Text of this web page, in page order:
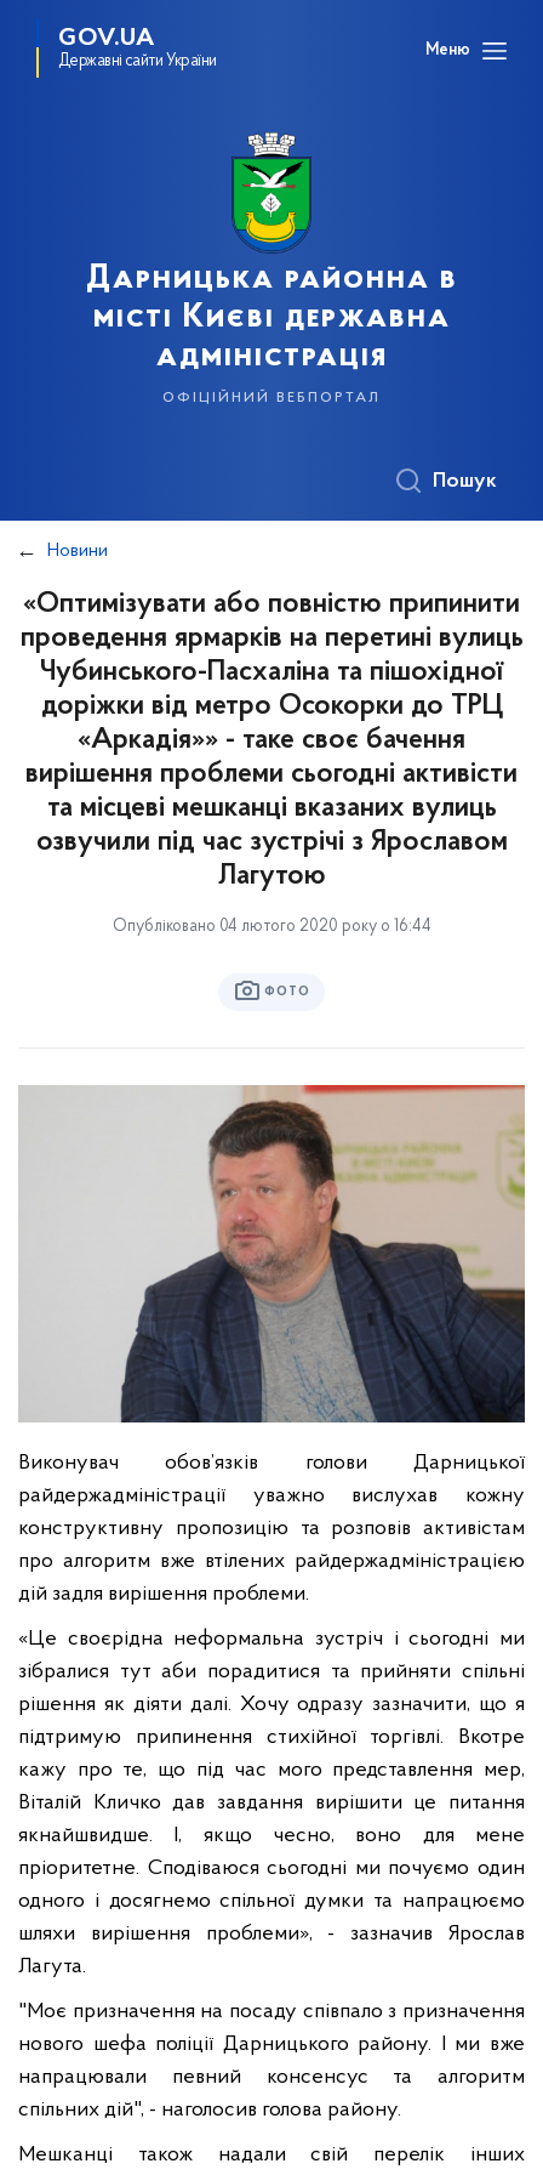
GOV.UA
Державні сайти України
Меню
Дарницька районна в
місті Києві державна
адміністрація
офіційний вебпортал
Пошук
Новини
«Оптимізувати або повністю припинити
проведення ярмарків на перетині вулиць
Чубинського-Пасхаліна та пішохідної
доріжки від метро Осокорки до ТРЦ
«Аркадія»» - таке своє бачення
вирішення проблеми сьогодні активісти
та місцеві мешканці вказаних вулиць
озвучили під час зустрічі з Ярославом
Лагутою
Опубліковано 04 лютого 2020 року о 16:44
ФОТО
Виконувач обов’язків голови Дарницької
райдержадміністрації уважно вислухав кожну
конструктивну пропозицію та розповів активістам
про алгоритм вже втілених райдержадміністрацією
дій задля вирішення проблеми.
«Це своєрідна неформальна зустріч і сьогодні ми
зібралися тут аби порадитися та прийняти спільні
рішення як діяти далі. Хочу одразу зазначити, що я
підтримую припинення стихійної торгівлі. Вкотре
кажу про те, що під час мого представлення мер,
Віталій Кличко дав завдання вирішити це питання
якнайшвидше. І, якщо чесно, воно для мене
пріоритетне. Сподіваюся сьогодні ми почуємо один
одного і досягнемо спільної думки та напрацюємо
шляхи вирішення проблеми», - зазначив Ярослав
Лагута.
"Моє призначення на посаду співпало з призначення
нового шефа поліції Дарницького району. І ми вже
напрацювали певний консенсус та алгоритм
спільних дій", - наголосив голова району.
Мешканці також надали свій перелік інших